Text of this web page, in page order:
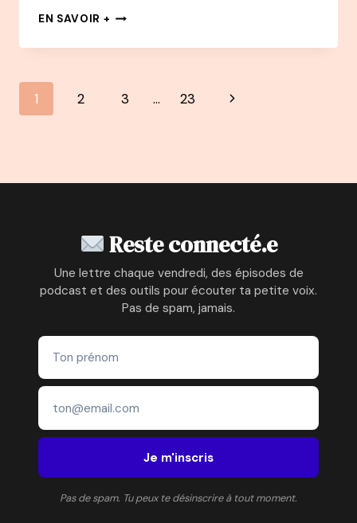
EN SAVOIR + 159
–
FINANCIÈRE
PROJET
DE
BÉBÉ
ET
DEVENIR
ENTREPRENEUSE
&
EN
GESTION
TEMPS
ET
ORGANISATION
Navigation
1 2 3 … 23
Page
Reste connecté.e
Une lettre chaque vendredi, des épisodes de
podcast et des outils pour écouter ta petite voix.
Pas de spam, jamais.
Je m'inscris
Pas de spam. Tu peux te désinscrire à tout moment.